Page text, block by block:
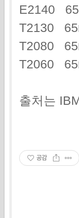
E2140
T2130
T2080
T2060
출처는
공감